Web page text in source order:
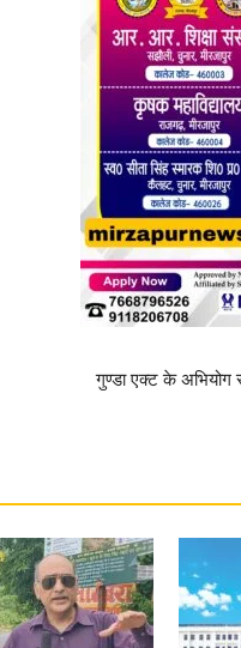
गुण्डा एक्ट के अभियोग